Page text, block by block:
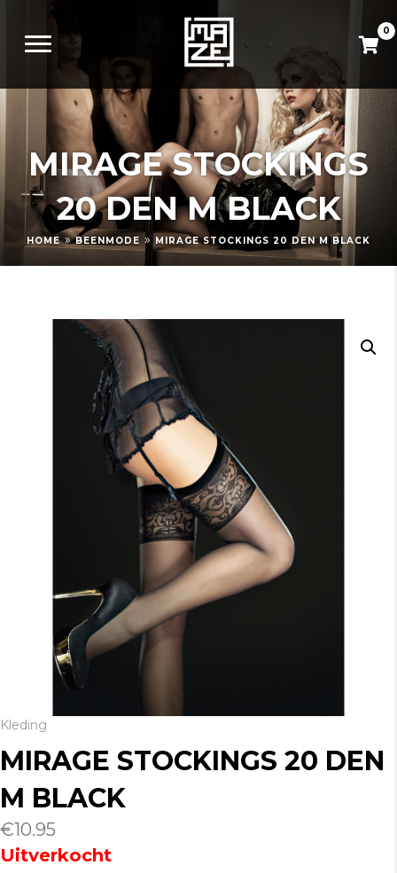
0
MIRAGE STOCKINGS
20 DEN M BLACK
HOME » BEENMODE » MIRAGE STOCKINGS 20 DEN M BLACK
Kleding
MIRAGE STOCKINGS 20 DEN
M BLACK
€10.95
Uitverkocht